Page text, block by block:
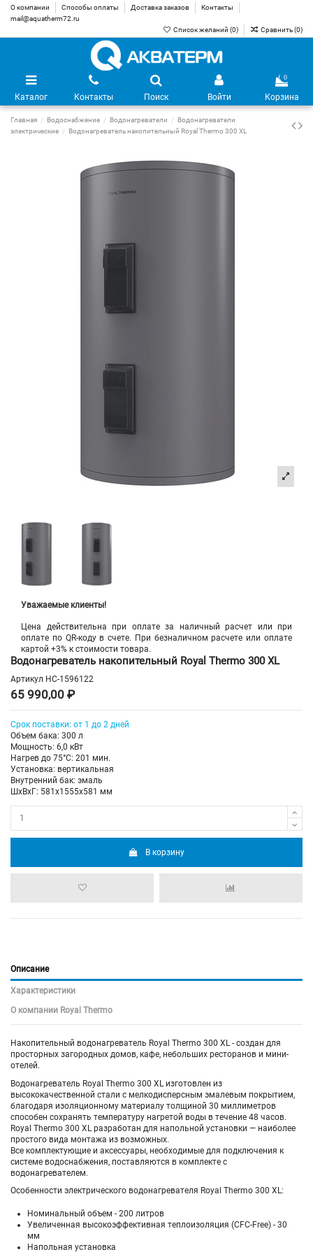
О компании Способы оплаты Доставка заказов
Контакты
mail@aquatherm72.ru
Список желаний (0) Сравнить (0)
Каталог Контакты Поиск Войти
0
Корзина
Главная Водоснабжение Водонагреватели
Водонагреватели
электрические
Водонагреватель накопительный Royal Thermo 300 XL
Уважаемые клиенты!
Цена действительна при оплате за наличный расчет или при
оплате по QR-коду в счете. При безналичном расчете или оплате
картой +3% к стоимости товара.
Водонагреватель накопительный Royal Thermo 300 XL
Артикул НС-1596122
65 990,00 ₽
Срок поставки: от 1 до 2 дней
Объем бака: 300 л
Мощность: 6,0 кВт
Нагрев до 75°С: 201 мин.
Установка: вертикальная
Внутренний бак: эмаль
ШхВхГ: 581х1555х581 мм
В корзину
Описание
Характеристики
О компании Royal Thermo
Накопительный водонагреватель Royal Thermo 300 XL - создан для
просторных загородных домов, кафе, небольших ресторанов и мини-
отелей.
Водонагреватель Royal Thermo 300 XL изготовлен из
высококачественной стали с мелкодисперсным эмалевым покрытием,
благодаря изоляционному материалу толщиной 30 миллиметров
способен сохранять температуру нагретой воды в течение 48 часов.
Royal Thermo 300 XL разработан для напольной установки — наиболее
простого вида монтажа из возможных.
Все комплектующие и аксессуары, необходимые для подключения к
системе водоснабжения, поставляются в комплекте с
водонагревателем.
Особенности электрического водонагревателя Royal Thermo 300 XL:
Номинальный объем - 200 литров
Увеличенная высокоэффективная теплоизоляция (CFC-Free) - 30
мм
Напольная установка